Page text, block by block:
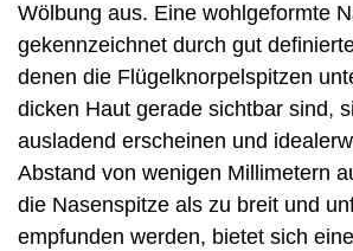
Wölbung aus. Eine wohlgeformte
gekennzeichnet durch gut
denen die Flügelknorpelspitzen
dicken Haut gerade sichtbar sind,
ausladend erscheinen und
Abstand von wenigen Millimetern
die Nasenspitze als zu breit und
empfunden werden, bietet sich